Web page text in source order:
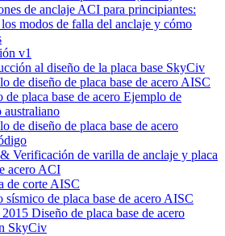
de anclaje ACI para principiantes:
modos de falla del anclaje y cómo
v1
al diseño de la placa base SkyCiv
de diseño de placa base de acero AISC
de placa base de acero Ejemplo de
australiano
de diseño de placa base de acero
Verificación de varilla de anclaje y placa
acero ACI
de corte AISC
sísmico de placa base de acero AISC
Diseño de placa base de acero
SkyCiv